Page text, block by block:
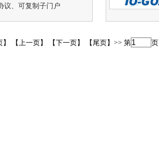
议、可复制子门户
】 【上一页】 【下一页】 【尾页】>> 第 页